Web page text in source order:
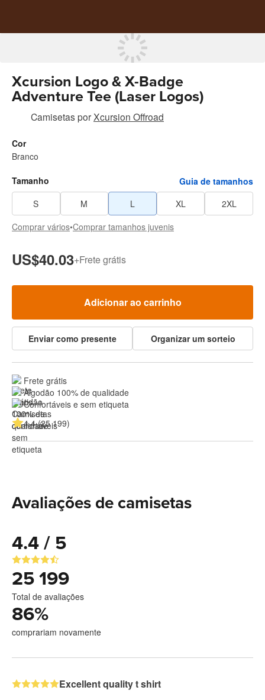
Xcursion Logo & X-Badge
Adventure Tee (Laser Logos)
CamisetasporXcursion Offroad
Cor
Branco
Tamanho
Guia de tamanhos
S
M L XL
2XL
Comprar vários•Comprar tamanhos juvenis
US$40.03+Frete grátis
Adicionar ao carrinho
Enviar como presente Organizar um sorteio
Frete grátis
Algodão 100% de qualidade
Confortáveis e sem etiqueta
4.4 (25 199)
Avaliações de camisetas
4.4 / 5
25 199
Total de avaliações
86%
comprariam novamente
Excellent quality t shirt